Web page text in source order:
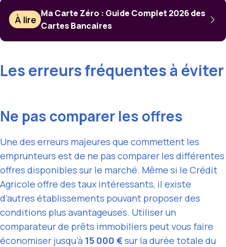
À lire
Ma Carte Zéro : Guide Complet 2026 des
Cartes Bancaires
Les erreurs fréquentes à éviter
Ne pas comparer les offres
Une des erreurs majeures que commettent les
emprunteurs est de ne pas comparer les différentes
offres disponibles sur le marché. Même si le Crédit
Agricole offre des taux intéressants, il existe
d’autres établissements pouvant proposer des
conditions plus avantageuses. Utiliser un
comparateur de prêts immobiliers peut vous faire
économiser jusqu’à 15 000 €sur la durée totale du